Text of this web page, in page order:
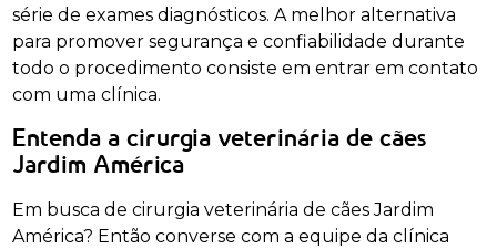
série de exames diagnósticos. A melhor alternativa
para promover segurança e confiabilidade durante
todo o procedimento consiste em entrar em contato
com uma clínica.
Entenda a cirurgia veterinária de cães
Jardim América
Em busca de cirurgia veterinária de cães Jardim
América? Então converse com a equipe da clínica